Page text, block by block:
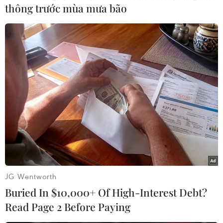
#Nam Phi #World Cup 2010
#Al-Qaeda
thông trước mùa mưa bão
JG Wentworth
Buried In $10,000+ Of High-Interest Debt?
Read Page 2 Before Paying